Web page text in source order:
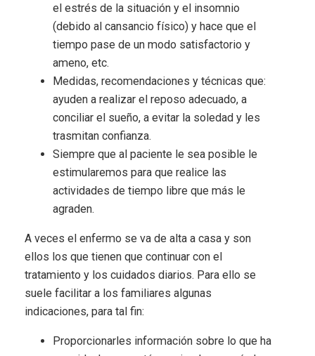
el estrés de la situación y el insomnio
(debido al cansancio físico) y hace que el
tiempo pase de un modo satisfactorio y
ameno, etc.
Medidas, recomendaciones y técnicas que:
ayuden a realizar el reposo adecuado, a
conciliar el sueño, a evitar la soledad y les
trasmitan confianza.
Siempre que al paciente le sea posible le
estimularemos para que realice las
actividades de tiempo libre que más le
agraden.
A veces el enfermo se va de alta a casa y son
ellos los que tienen que continuar con el
tratamiento y los cuidados diarios. Para ello se
suele facilitar a los familiares algunas
indicaciones, para tal fin:
Proporcionarles información sobre lo que ha